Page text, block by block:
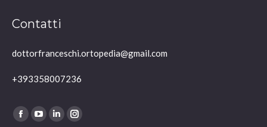
Contatti
dottorfranceschi.ortopedia@gmail.com
+393358007236
Ci puoi trovare su:
Facebook
YouTube
LinkedinInstagram